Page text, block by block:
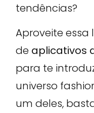
tendências?
Aproveite essa
de aplicativos
para te
universo
um deles,